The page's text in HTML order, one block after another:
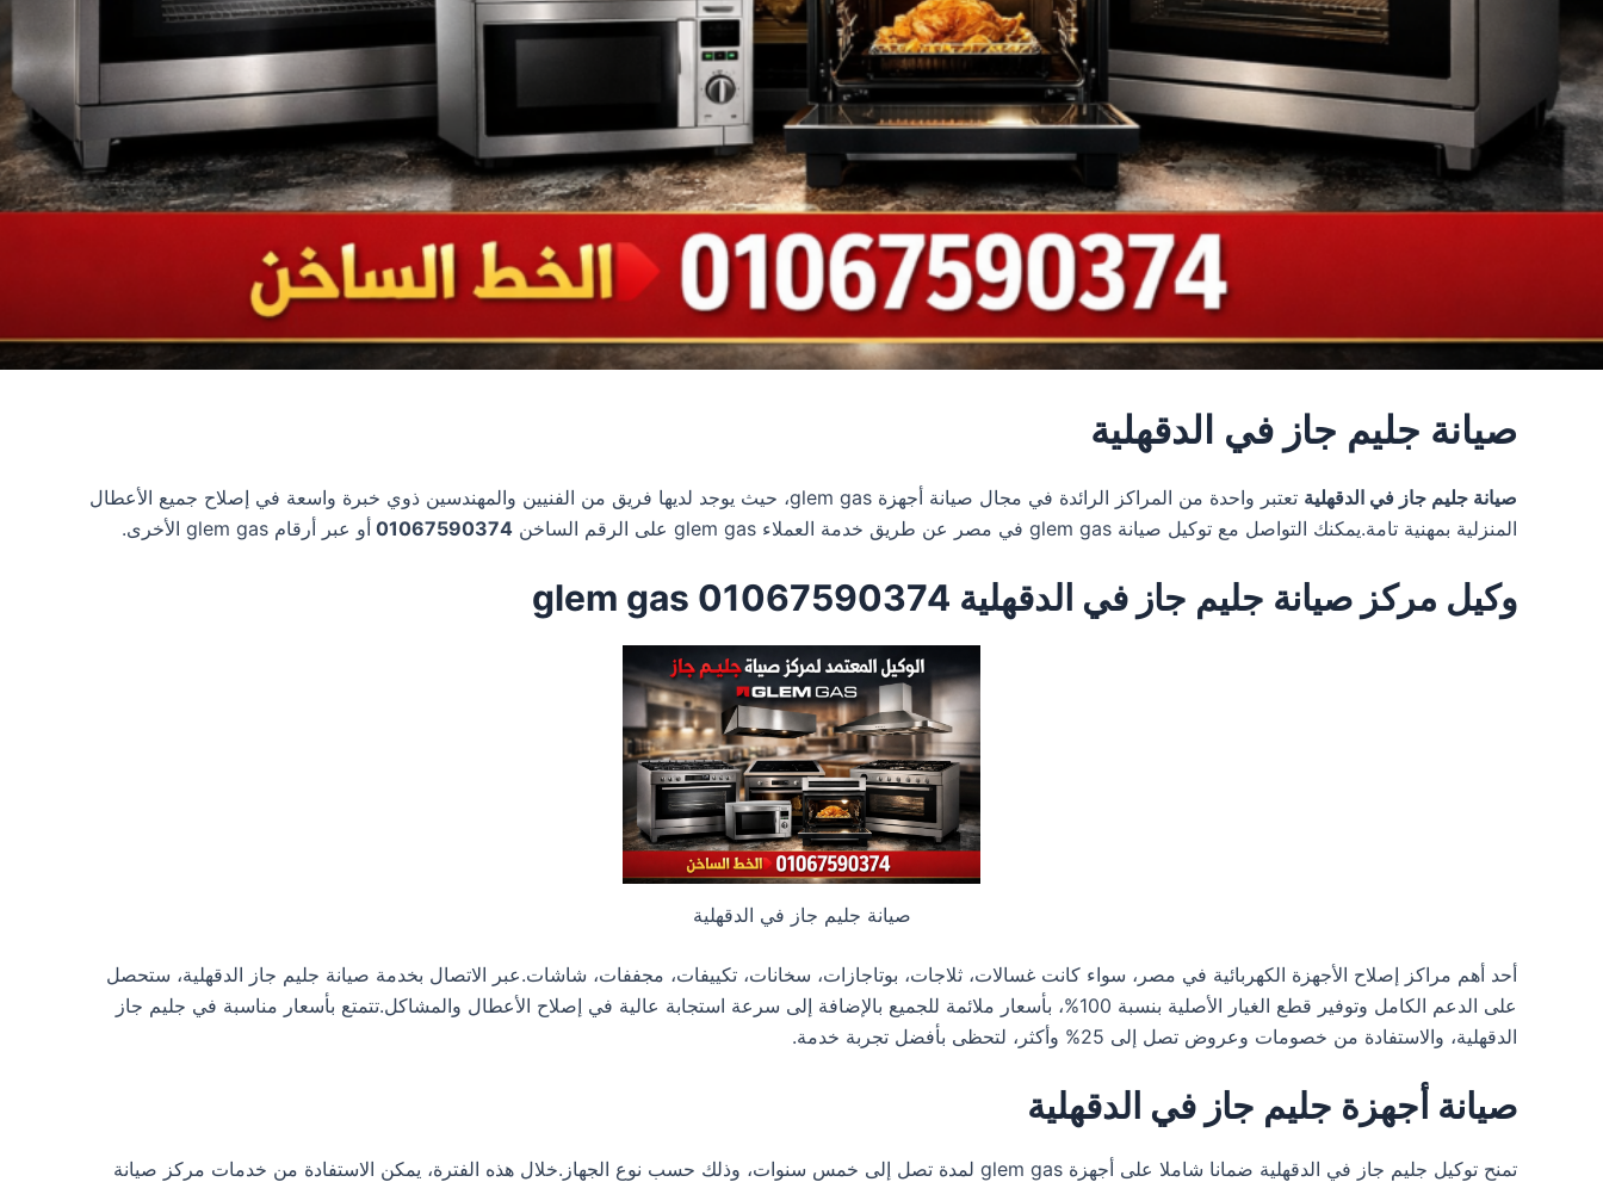
صيانة جليم جاز في الدقهلية
صيانة جليم جاز في الدقهلية
تعتبر واحدة من المراكز الرائدة في مجال صيانة أجهزة glem gas، حيث يوجد لديها فريق من الفنيين والمهندسين ذوي خبرة واسعة في إصلاح جميع الأعطال
المنزلية بمهنية تامة.يمكنك التواصل مع توكيل صيانة glem gas في مصر عن طريق خدمة العملاء glem gas على الرقم الساخن
01067590374 أو عبر أرقام glem gas الأخرى.
وكيل مركز صيانة جليم جاز في الدقهلية 01067590374 glem gas
صيانة جليم جاز في الدقهلية
أحد أهم مراكز إصلاح الأجهزة الكهربائية في مصر، سواء كانت غسالات، ثلاجات، بوتاجازات، سخانات، تكييفات، مجففات، شاشات.عبر الاتصال بخدمة صيانة جليم جاز الدقهلية، ستحصل
على الدعم الكامل وتوفير قطع الغيار الأصلية بنسبة 100%، بأسعار ملائمة للجميع بالإضافة إلى سرعة استجابة عالية في إصلاح الأعطال والمشاكل.تتمتع بأسعار مناسبة في جليم جاز
الدقهلية، والاستفادة من خصومات وعروض تصل إلى 25% وأكثر، لتحظى بأفضل تجربة خدمة.
صيانة أجهزة جليم جاز في الدقهلية
تمنح توكيل جليم جاز في الدقهلية ضمانا شاملا على أجهزة glem gas لمدة تصل إلى خمس سنوات، وذلك حسب نوع الجهاز.خلال هذه الفترة، يمكن الاستفادة من خدمات مركز صيانة